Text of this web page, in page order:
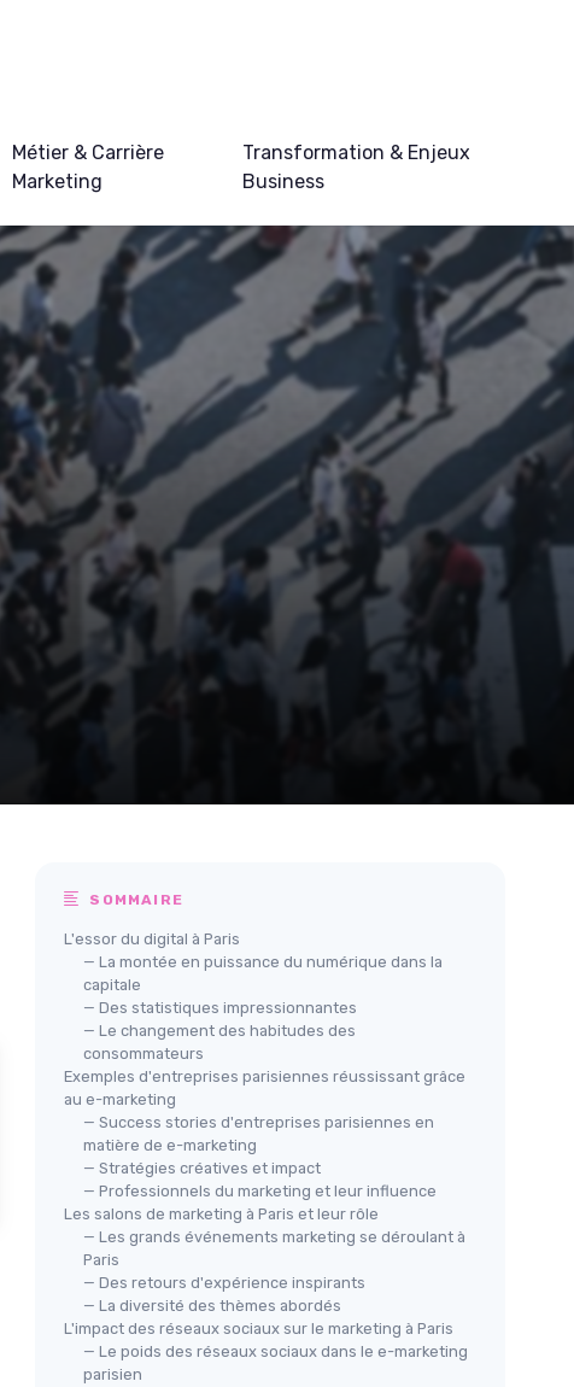
Métier & Carrière
Marketing
Transformation & Enjeux
Business
SOMMAIRE
L'essor du digital à Paris
— La montée en puissance du numérique dans la
capitale
— Des statistiques impressionnantes
— Le changement des habitudes des
consommateurs
Exemples d'entreprises parisiennes réussissant grâce
au e-marketing
— Success stories d'entreprises parisiennes en
matière de e-marketing
— Stratégies créatives et impact
— Professionnels du marketing et leur influence
Les salons de marketing à Paris et leur rôle
— Les grands événements marketing se déroulant à
Paris
— Des retours d'expérience inspirants
— La diversité des thèmes abordés
L'impact des réseaux sociaux sur le marketing à Paris
— Le poids des réseaux sociaux dans le e-marketing
parisien